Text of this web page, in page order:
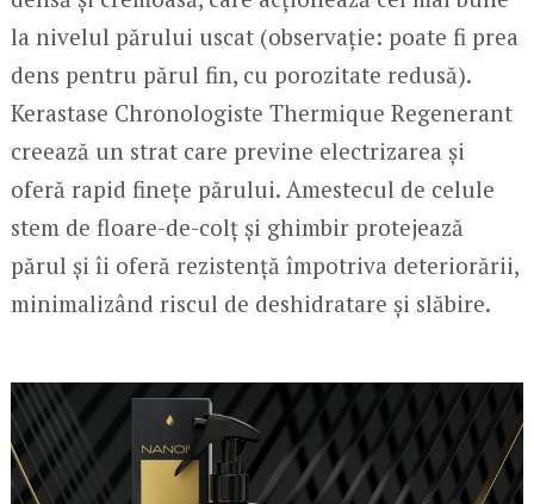
la nivelul părului uscat (observație: poate fi prea
dens pentru părul fin, cu porozitate redusă).
Kerastase Chronologiste Thermique Regenerant
creează un strat care previne electrizarea și
oferă rapid finețe părului. Amestecul de celule
stem de floare-de-colț și ghimbir protejează
părul și îi oferă rezistență împotriva deteriorării,
minimalizând riscul de deshidratare și slăbire.